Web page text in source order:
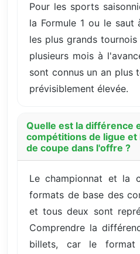
Pour les sports
la Formule 1 ou le
les plus grands
plusieurs mois à
sont connus un an plus
prévisiblement élevée.
Quelle est la différence
compétitions de ligue
de coupe dans l'offre ?
Le championnat et la
formats de base des
et tous deux sont
Comprendre la
billets, car le